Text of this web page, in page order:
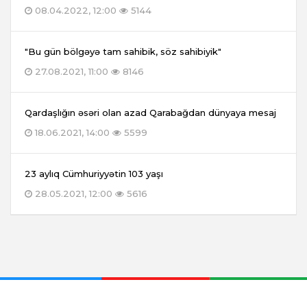
08.04.2022, 12:00
5144
"Bu gün bölgəyə tam sahibik, söz sahibiyik"
27.08.2021, 11:00
8146
Qardaşlığın əsəri olan azad Qarabağdan dünyaya mesaj
18.06.2021, 14:00
5599
23 aylıq Cümhuriyyətin 103 yaşı
28.05.2021, 12:00
5616